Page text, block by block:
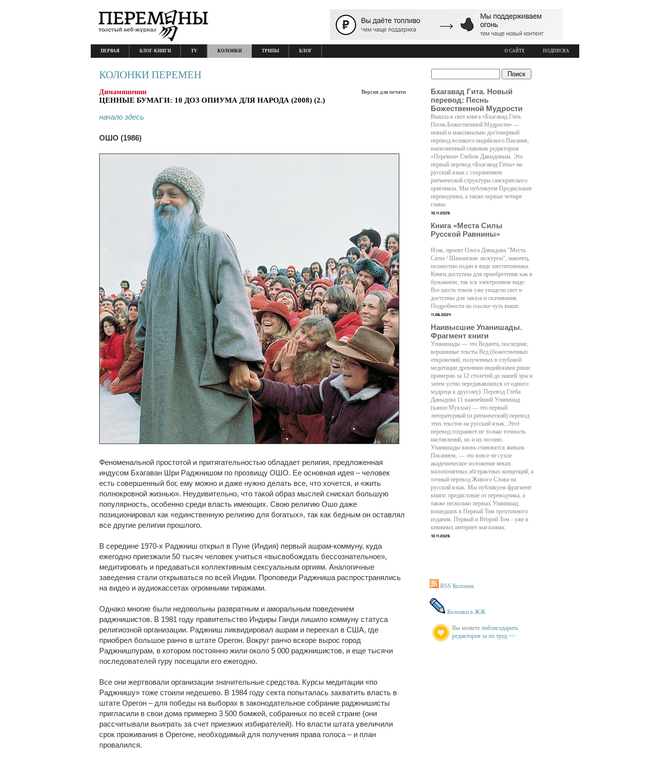
О САЙТЕ ПОДПИСКА
ПЕРВАЯ БЛОГ-КНИГИ TV КОЛОНКИ ТРИПЫ БЛОГ
КОЛОНКИ ПЕРЕМЕН
Димамишенин Версия для печати
ЦЕННЫЕ БУМАГИ: 10 ДОЗ ОПИУМА ДЛЯ НАРОДА (2008) (2.)
начало здесь
ОШО (1986)
Феноменальной простотой и притягательностью обладает религия, предложенная
индусом Бхагаван Шри Раджнишом по прозвищу ОШО. Ее основная идея – человек
есть совершенный бог, ему можно и даже нужно делать все, что хочется, и «жить
полнокровной жизнью». Неудивительно, что такой образ мыслей снискал большую
популярность, особенно среди власть имеющих. Свою религию Ошо даже
позиционировал как «единственную религию для богатых», так как бедным он оставлял
все другие религии прошлого.
В середине 1970-х Раджниш открыл в Пуне (Индия) первый ашрам-коммуну, куда
ежегодно приезжали 50 тысяч человек учиться «высвобождать бессознательное»,
медитировать и предаваться коллективным сексуальным оргиям. Аналогичные
заведения стали открываться по всей Индии. Проповеди Раджниша распространялись
на видео и аудиокассетах огромными тиражами.
Однако многие были недовольны развратным и аморальным поведением
раджнишистов. В 1981 году правительство Индиры Ганди лишило коммуну статуса
религиозной организации. Раджниш ликвидировал ашрам и переехал в США, где
приобрел большое ранчо в штате Орегон. Вокруг ранчо вскоре вырос город
Раджнишпурам, в котором постоянно жили около 5 000 раджнишистов, и еще тысячи
последователей гуру посещали его ежегодно.
Все они жертвовали организации значительные средства. Курсы медитации «по
Раджнишу» тоже стоили недешево. В 1984 году секта попыталась захватить власть в
штате Орегон – для победы на выборах в законодательное собрание раджнишисты
пригласили в свои дома примерно 3 500 бомжей, собранных по всей стране (они
рассчитывали выиграть за счет приезжих избирателей). Но власти штата увеличили
срок проживания в Орегоне, необходимый для получения права голоса – и план
провалился.
Бхагавад Гита. Новый
перевод: Песнь
Божественной Мудрости
Вышла в свет книга «Бхагавад Гита.
Песнь Божественной Мудрости» —
новый и максимально достоверный
перевод великого индийского Писания,
выполненный главным редактором
«Перемен» Глебом Давыдовым. Это
первый перевод «Бхагавад Гиты» на
русский язык с сохранением
ритмической структуры санскритского
оригинала. Мы публикуем Предисловие
переводчика, а также первые четыре
главы.
Книга «Места Силы
Русской Равнины»
Итак, проект Олега Давыдова "Места
Силы / Шаманские экскурсы", наконец,
полностью издан в виде шеститомника.
Книги доступны для приобретения как в
бумажном, так и в электронном виде.
Все шесть томов уже увидели свет и
доступны для заказа и скачивания.
Подробности по ссылке чуть выше.
Наивысшие Упанишады.
Фрагмент книги
Упанишады — это Веданта, последние,
вершинные тексты Вед (божественных
откровений, полученных в глубокой
медитации древними индийскими риши
примерно за 12 столетий до нашей эры и
затем устно передававшихся от одного
мудреца к другому). Перевод Глеба
Давыдова 11 важнейший Упанишад
(канон Мукхья) — это первый
литературный (и ритмический) перевод
этих текстов на русский язык. Этот
перевод сохраняет не только точность
наставлений, но и их поэзию.
Упанишады вновь становятся живым
Писанием, — это вовсе не сухое
академическое изложение неких
малопонятных абстрактных концепций, а
точный перевод Живого Слова на
русский язык. Мы публикуем фрагмент
книги: предисловие от переводчика, а
также несколько первых Упанишад,
вошедших в Первый Том трехтомного
издания. Первый и Второй Том - уже в
книжных интернет-магазинах.
RSS Колонок
Колонки в ЖЖ
Вы можете поблагодарить
редакторов за их труд >>